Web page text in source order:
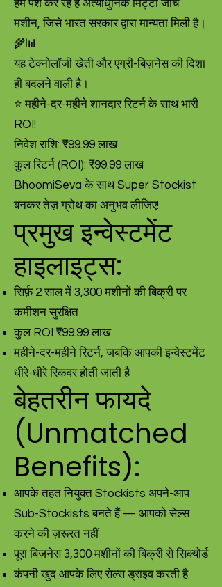
हम पेश कर रहे हैं अत्याधुनिक मिट्टी जांच
मशीन, जिसे भारत सरकार द्वारा मान्यता मिली है।
🌾📊
यह टेक्नोलॉजी खेती और एग्री-बिज़नेस की दिशा
ही बदलने वाली है।
⭐ महीने-दर-महीने शानदार रिटर्न के साथ भारी
ROI!
निवेश राशि: ₹99.99 लाख
कुल रिटर्न (ROI): ₹99.99 लाख
BhoomiSeva के साथ Super Stockist
बनकर तेज़ ग्रोथ का अनुभव लीजिए!
प्रमुख इन्वेस्टमेंट
हाइलाइट्स:
सिर्फ़ 2 साल में 3,300 मशीनों की बिक्री पर
कमीशन सुरक्षित
कुल ROI ₹99.99 लाख
महीने-दर-महीने रिटर्न, जबकि आपकी इन्वेस्टमेंट
धीरे-धीरे रिकवर होती जाती है
बेहतरीन फायदे
(Unmatched
Benefits):
आपके तहत नियुक्त Stockists अपने-आप
Sub-Stockists बनते हैं — आपको सेल्स
करने की ज़रूरत नहीं
पूरा बिज़नेस 3,300 मशीनों की बिक्री से सिक्योर्ड
कंपनी खुद आपके लिए सेल्स ड्राइव करती है